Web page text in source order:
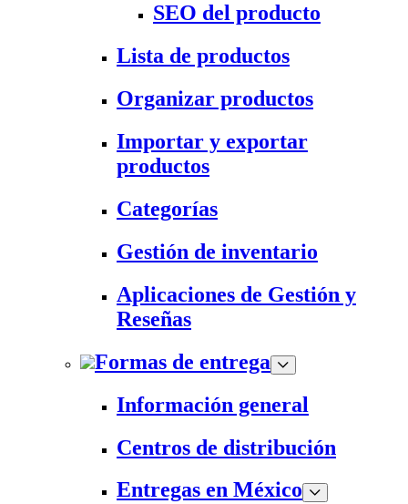
SEO del producto
Lista de productos
Organizar productos
Importar y exportar
productos
Categorías
Gestión de inventario
Aplicaciones de Gestión y
Reseñas
Formas de entrega
Información general
Centros de distribución
Entregas en México